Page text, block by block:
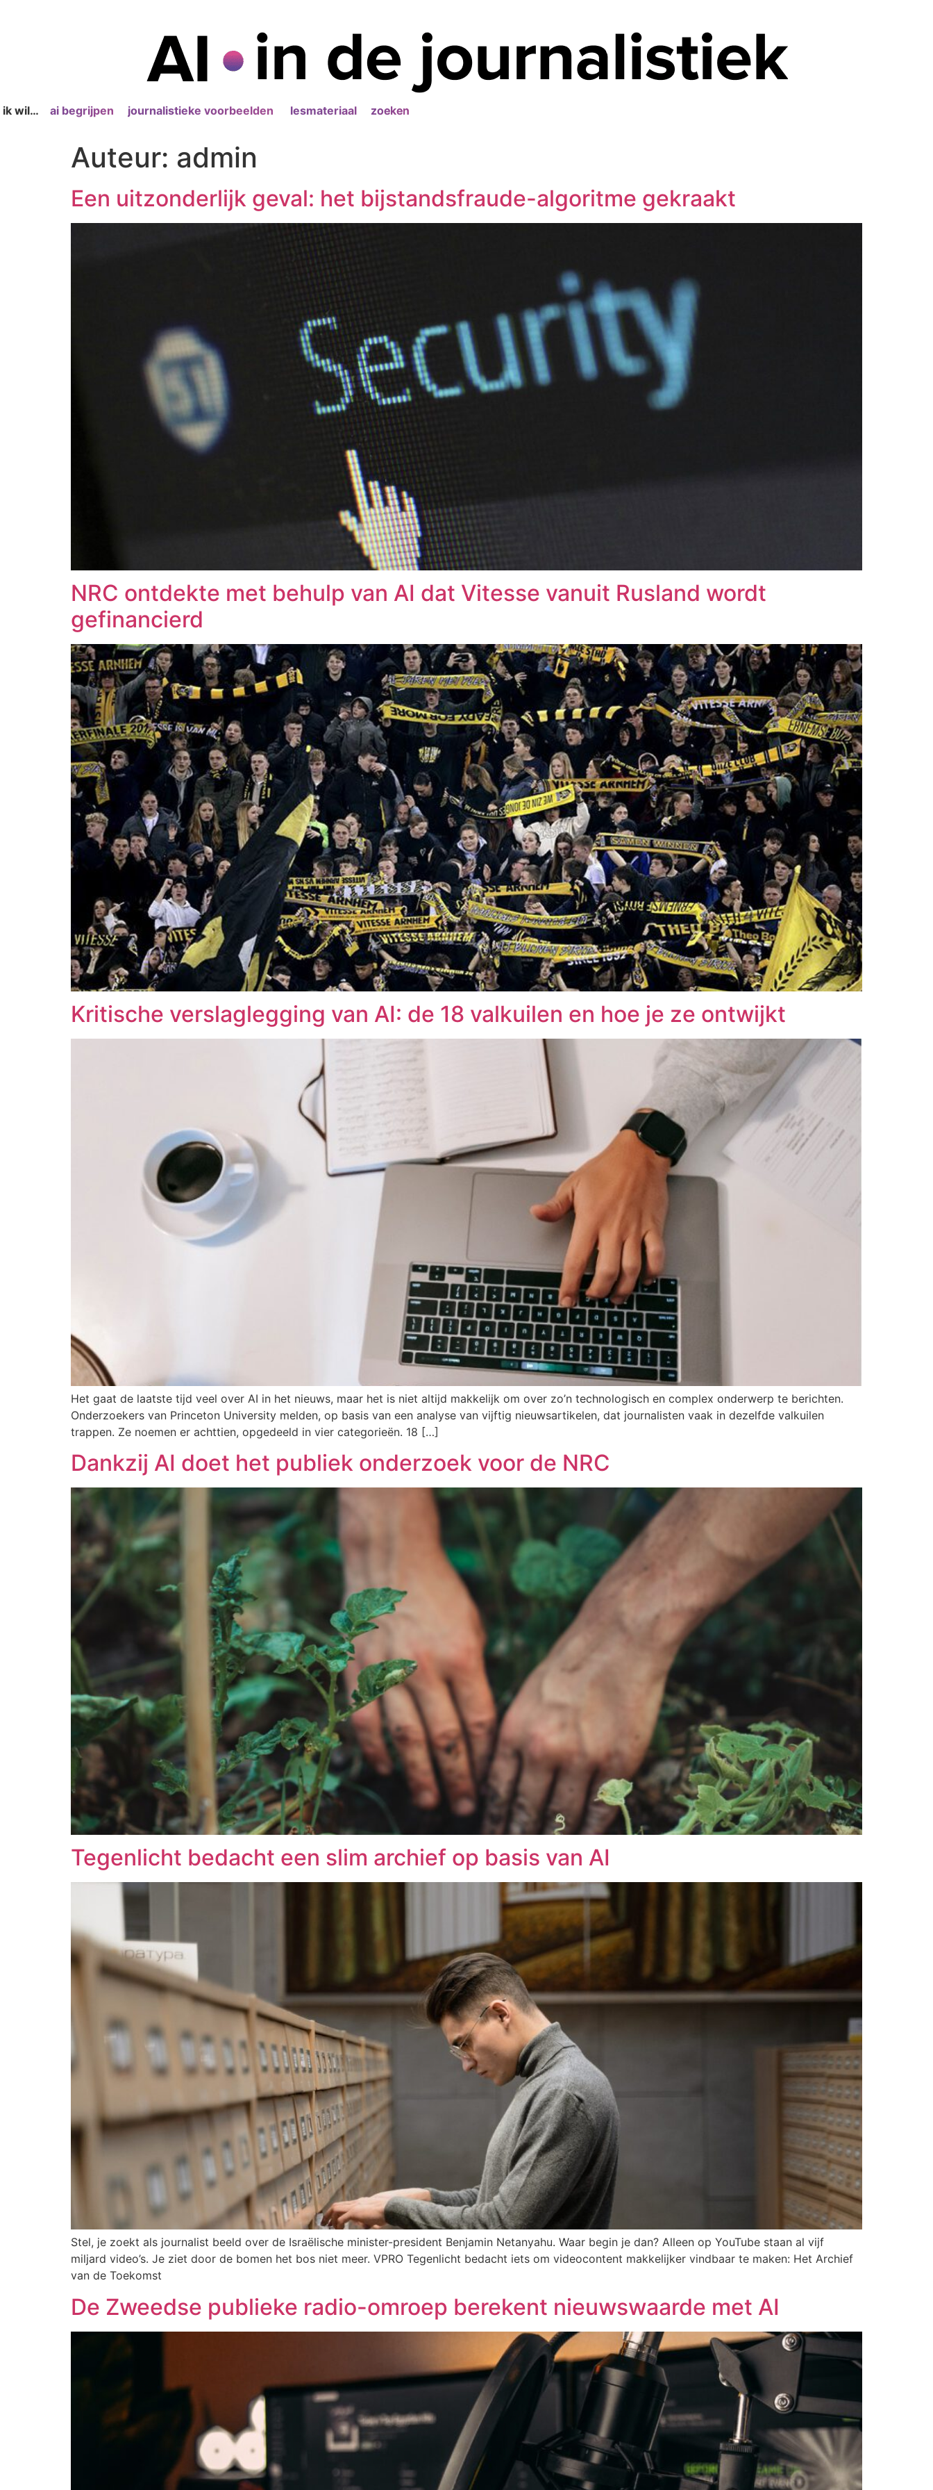
ik wil… ai begrijpen journalistieke voorbeelden lesmateriaal zoeken
Auteur: admin
Een uitzonderlijk geval: het bijstandsfraude-algoritme gekraakt
NRC ontdekte met behulp van AI dat Vitesse vanuit Rusland wordt
gefinancierd
Kritische verslaglegging van AI: de 18 valkuilen en hoe je ze ontwijkt
Het gaat de laatste tijd veel over AI in het nieuws, maar het is niet altijd makkelijk om over zo’n technologisch en complex onderwerp te berichten.
Onderzoekers van Princeton University melden, op basis van een analyse van vijftig nieuwsartikelen, dat journalisten vaak in dezelfde valkuilen
trappen. Ze noemen er achttien, opgedeeld in vier categorieën. 18 […]
Dankzij AI doet het publiek onderzoek voor de NRC
Tegenlicht bedacht een slim archief op basis van AI
Stel, je zoekt als journalist beeld over de Israëlische minister-president Benjamin Netanyahu. Waar begin je dan? Alleen op YouTube staan al vijf
miljard video’s. Je ziet door de bomen het bos niet meer. VPRO Tegenlicht bedacht iets om videocontent makkelijker vindbaar te maken: Het Archief
van de Toekomst
De Zweedse publieke radio-omroep berekent nieuwswaarde met AI